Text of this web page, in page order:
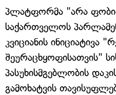
პლატფორმა "არა
საქართველოს
კვიციანის ინიციატივა
შეურაცხყოფისათვის"
პასუხისმგებლობის
გამოხატვის